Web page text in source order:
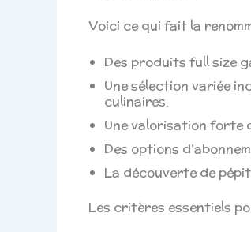
Voici ce qui fait la
Des produits full size
Une sélection variée
culinaires.
Une valorisation forte
Des options
La découverte de
Les critères essentiels